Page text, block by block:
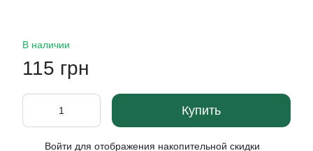
В наличии
115 грн
Купить
Войти для отображения накопительной скидки